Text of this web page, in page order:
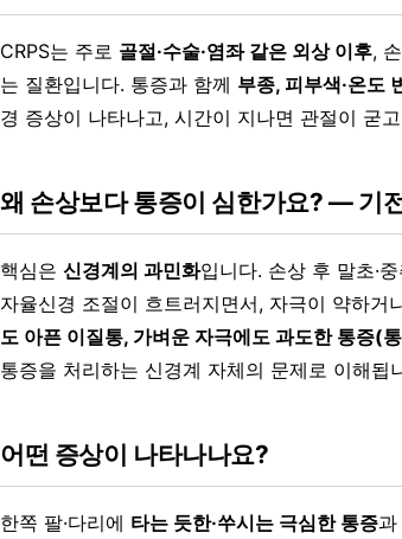
CRPS는 주로 골절·수술·염좌 같은 외상 이후,
는 질환입니다. 통증과 함께 부종, 피부색·온도
경 증상이 나타나고, 시간이 지나면 관절이 굳
왜 손상보다 통증이 심한가요? — 기
핵심은 신경계의 과민화입니다. 손상 후 말초·
자율신경 조절이 흐트러지면서, 자극이 약하거
도 아픈 이질통, 가벼운 자극에도 과도한 통증(
통증을 처리하는 신경계 자체의 문제로 이해됩
어떤 증상이 나타나나요?
한쪽 팔·다리에 타는 듯한·쑤시는 극심한 통증과